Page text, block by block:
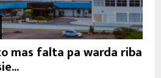
mas falta pa warda riba